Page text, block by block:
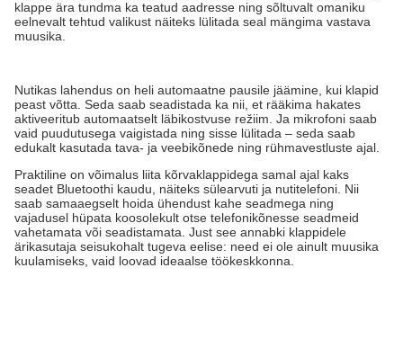
klappe ära tundma ka teatud aadresse ning sõltuvalt omaniku
eelnevalt tehtud valikust näiteks lülitada seal mängima vastava
muusika.
Nutikas lahendus on heli automaatne pausile jäämine, kui klapid
peast võtta. Seda saab seadistada ka nii, et rääkima hakates
aktiveeritub automaatselt läbikostvuse režiim. Ja mikrofoni saab
vaid puudutusega vaigistada ning sisse lülitada – seda saab
edukalt kasutada tava- ja veebikõnede ning rühmavestluste ajal.
Praktiline on võimalus liita kõrvaklappidega samal ajal kaks
seadet Bluetoothi kaudu, näiteks sülearvuti ja nutitelefoni. Nii
saab samaaegselt hoida ühendust kahe seadmega ning
vajadusel hüpata koosolekult otse telefonikõnesse seadmeid
vahetamata või seadistamata. Just see annabki klappidele
ärikasutaja seisukohalt tugeva eelise: need ei ole ainult muusika
kuulamiseks, vaid loovad ideaalse töökeskkonna.